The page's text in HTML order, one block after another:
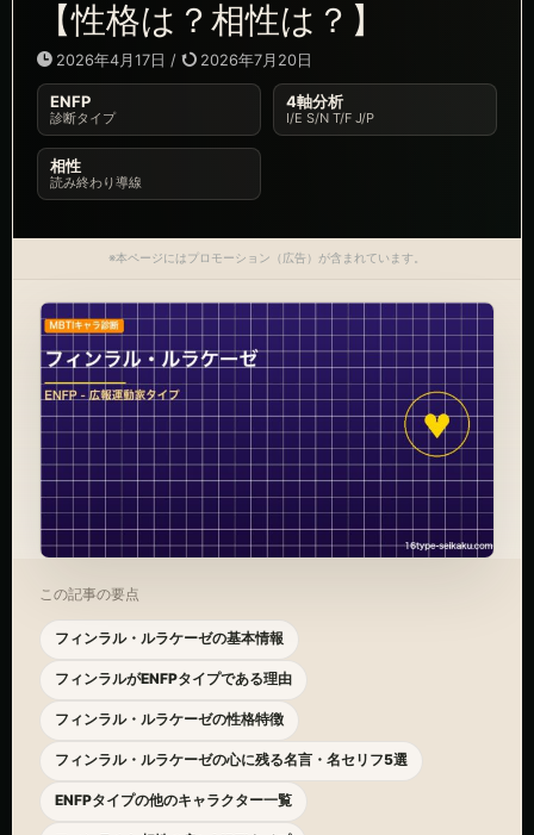
【性格は？相性は？】
2026年4月17日 / 2026年7月20日
ENFP
診断タイプ
4軸分析
I/E S/N T/F J/P
相性
読み終わり導線
※本ページにはプロモーション（広告）が含まれています。
この記事の要点
フィンラル・ルラケーゼの基本情報
フィンラルがENFPタイプである理由
フィンラル・ルラケーゼの性格特徴
フィンラル・ルラケーゼの心に残る名言・名セリフ5選
ENFPタイプの他のキャラクター一覧